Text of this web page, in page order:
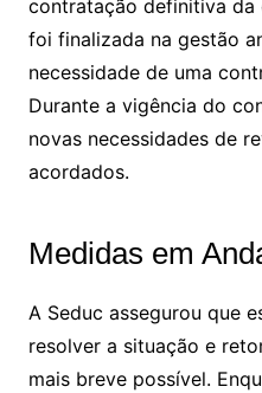
contratação definitiva da
foi finalizada na gestão
necessidade de uma
Durante a vigência do
novas necessidades de
acordados.
Medidas em
A Seduc assegurou que
resolver a situação e
mais breve possível.